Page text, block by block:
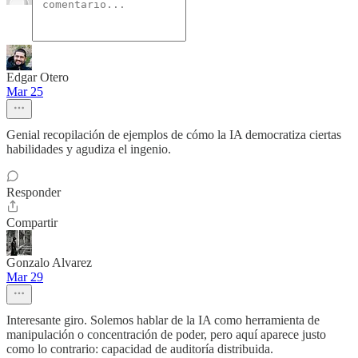
Edgar Otero
Mar 25
Genial recopilación de ejemplos de cómo la IA democratiza ciertas
habilidades y agudiza el ingenio.
Responder
Compartir
Gonzalo Alvarez
Mar 29
Interesante giro. Solemos hablar de la IA como herramienta de
manipulación o concentración de poder, pero aquí aparece justo
como lo contrario: capacidad de auditoría distribuida.